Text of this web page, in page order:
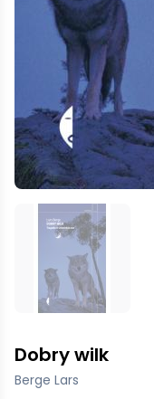
Dobry wilk
Berge Lars